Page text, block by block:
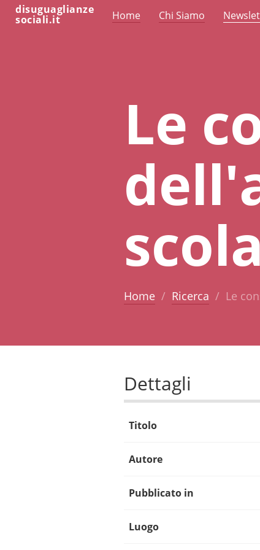
disuguaglianze
sociali.it Home Chi Siamo
Le
Home Ricerca Le
Dettagli
Titolo
Autore
Pubblicato in
Luogo